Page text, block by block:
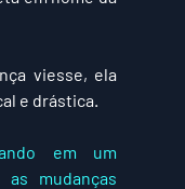
viesse, ela
e drástica.
em um
mudanças